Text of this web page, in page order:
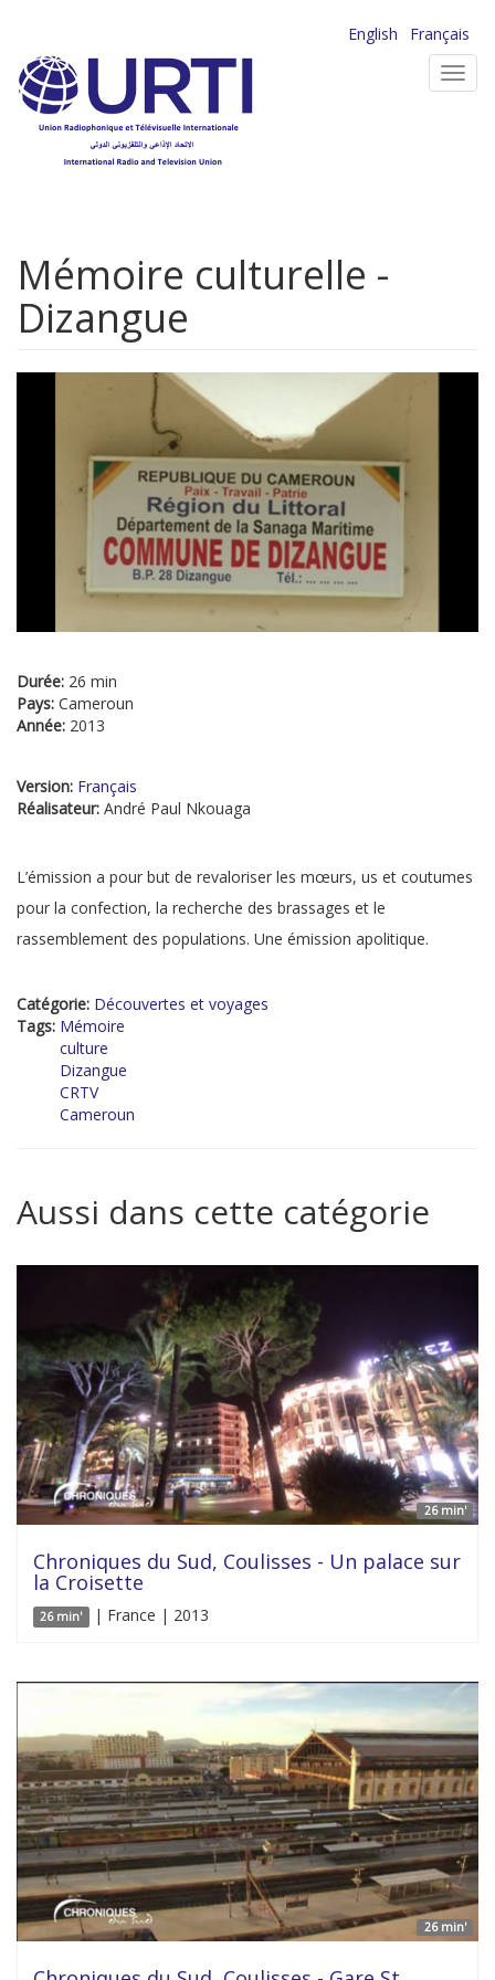
contenu
principal
English
Français
Mémoire culturelle -
Dizangue
Durée: 26 min
Pays: Cameroun
Année: 2013
Version: Français
Réalisateur: André Paul Nkouaga
L’émission a pour but de revaloriser les mœurs, us et coutumes
pour la confection, la recherche des brassages et le
rassemblement des populations. Une émission apolitique.
Catégorie: Découvertes et voyages
Tags: Mémoire
culture
Dizangue
CRTV
Cameroun
Aussi dans cette catégorie
26 min'
Chroniques du Sud, Coulisses - Un palace sur
la Croisette
26 min' | France | 2013
26 min'